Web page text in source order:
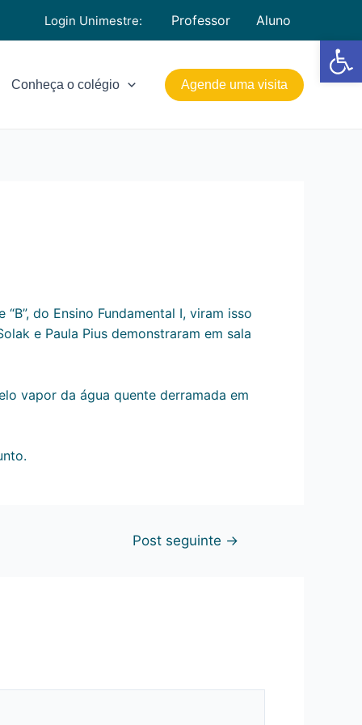
Login Unimestre: Professor Aluno
Conheça o colégio Agende uma visita
do Ensino Fundamental I, viram isso
e Paula Pius demonstraram em sala
vapor da água quente derramada em
Post seguinte →
Barra de